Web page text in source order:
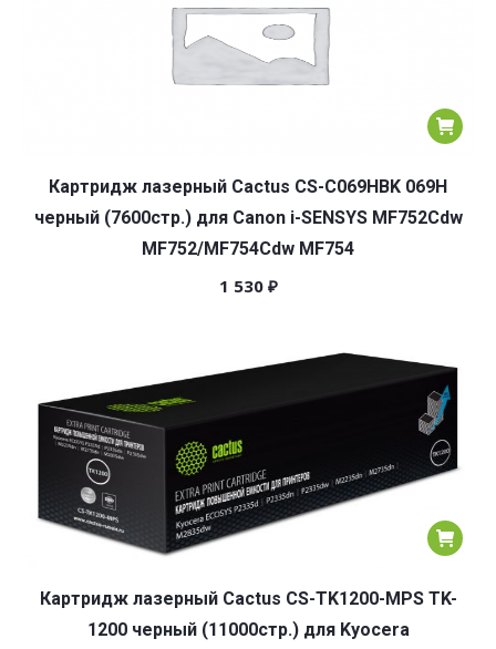
Картридж лазерный Cactus CS-C069HBK 069H
черный (7600стр.) для Canon i-SENSYS MF752Cdw
MF752/MF754Cdw MF754
1 530 ₽
Картридж лазерный Cactus CS-TK1200-MPS TK-
1200 черный (11000стр.) для Kyocera